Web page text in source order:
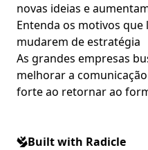
novas ideias e
Entenda os motivos que
mudarem de estratégia
As grandes empresas
melhorar a
forte ao retornar ao
Built with Radicle